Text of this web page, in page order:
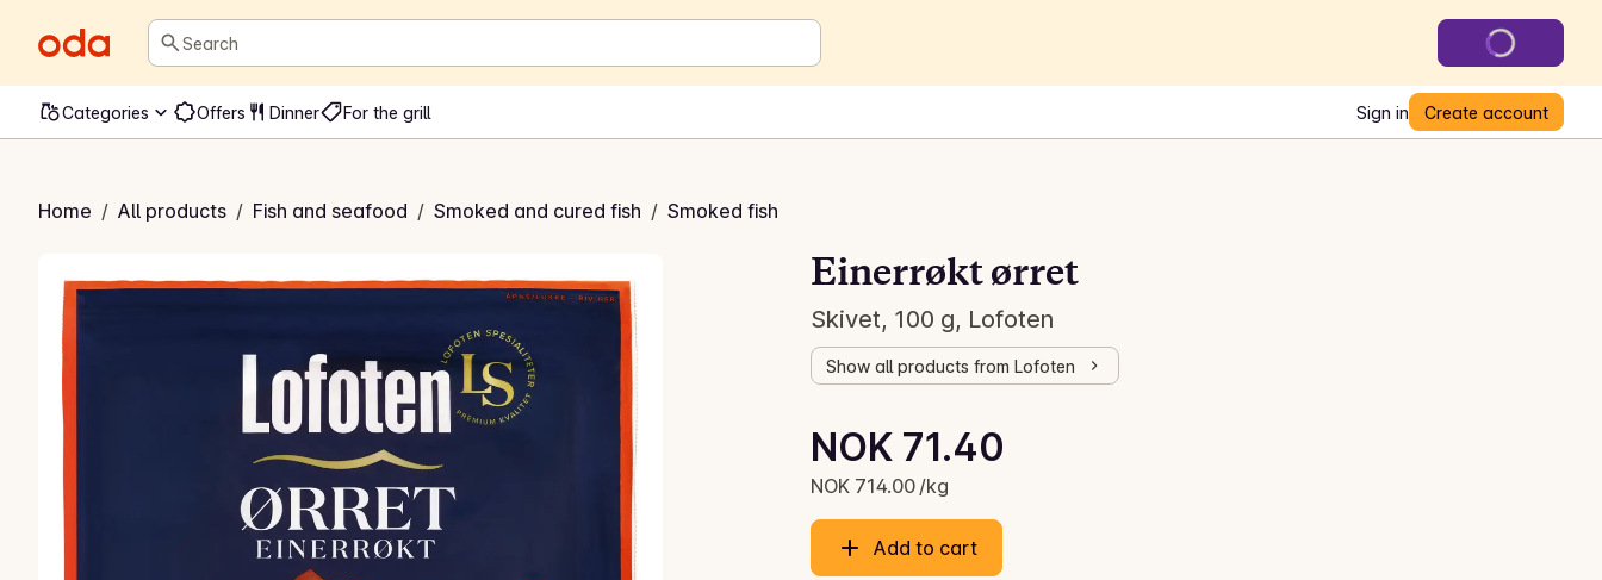
Search
Categories Offers Dinner For the grill Sign in Create account
Home / All products / Fish and seafood / Smoked and cured fish / Smoked fish
ørret
Einerrøkt ørret
Skivet, 100 g, Lofoten
Show all products from Lofoten
Current price is: NOK 71.40
NOK 71.40
NOK 714.00 /kg
Unit price: NOK 714.00 /kg
Add to cart